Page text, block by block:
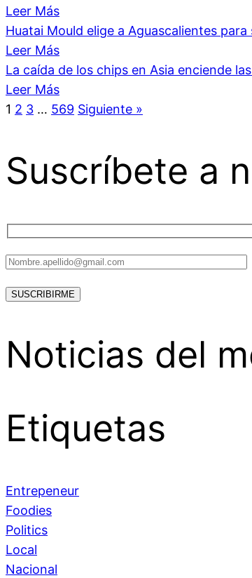
Leer Más
Huatai Mould elige a Aguascalientes
Leer Más
La caída de los chips en Asia enciende
Leer Más
1 2 3 … 569 Siguiente »
Suscríbete a
Noticias del
Etiquetas
Entrepeneur
Foodies
Politics
Local
Nacional